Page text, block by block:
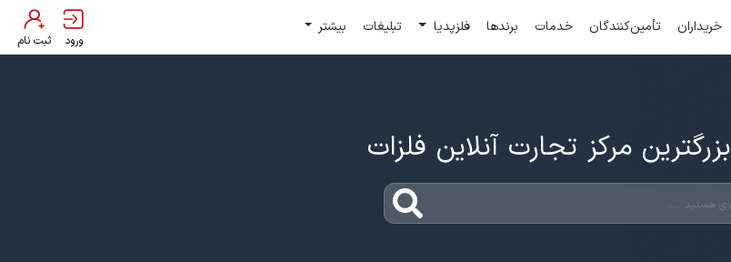
خریداران تأمین‌کنندگان خدمات برندها فلزپدیا تبلیغات بیشتر
ورود ثبت نام